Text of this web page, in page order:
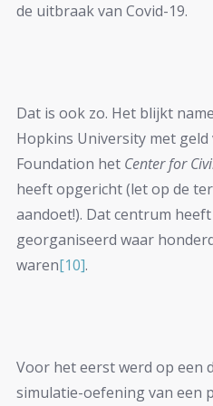
de uitbraak van Covid-19.
Dat is ook zo. Het blijkt
Hopkins University met geld
Foundation het Center for
heeft opgericht (let op de
aandoet!). Dat centrum
georganiseerd waar
waren[10].
Voor het eerst werd op een
simulatie-oefening van een